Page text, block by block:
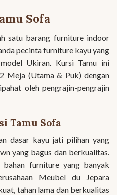
Sofa
satu barang furniture indoor
pecinta furniture kayu yang
Ukiran. Kursi Tamu ini
Meja (Utama & Puk) dengan
oleh pengrajin-pengrajin
Tamu Sofa
dasar kayu jati pilihan yang
yang bagus dan berkualitas.
furniture yang banyak
Meubel du Jepara
tahan lama dan berkualitas